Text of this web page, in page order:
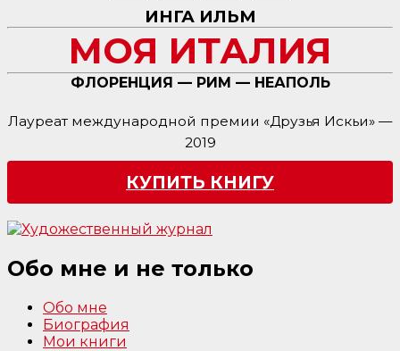
ИНГА ИЛЬМ
МОЯ ИТАЛИЯ
ФЛОРЕНЦИЯ — РИМ — НЕАПОЛЬ
Лауреат международной премии «Друзья Искьи» —
2019
КУПИТЬ КНИГУ
Обо мне и не только
Обо мне
Биография
Мои книги